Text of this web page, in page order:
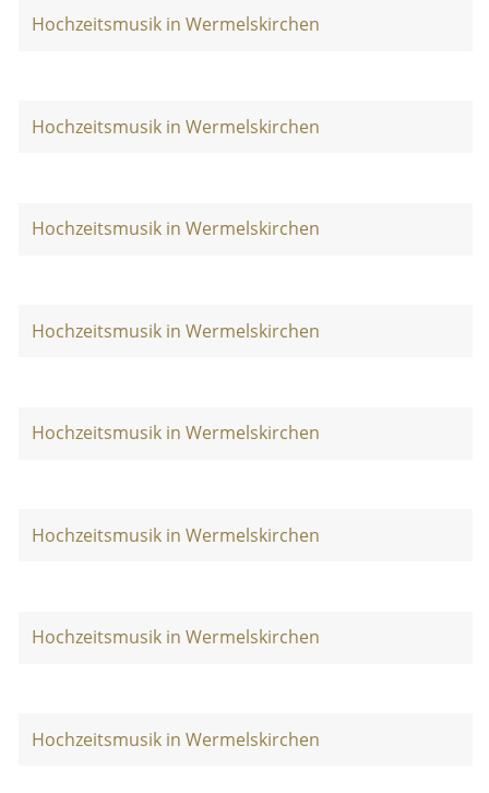
Hochzeitsmusik in Wermelskirchen
Hochzeitsmusik in Wermelskirchen
Hochzeitsmusik in Wermelskirchen
Hochzeitsmusik in Wermelskirchen
Hochzeitsmusik in Wermelskirchen
Hochzeitsmusik in Wermelskirchen
Hochzeitsmusik in Wermelskirchen
Hochzeitsmusik in Wermelskirchen